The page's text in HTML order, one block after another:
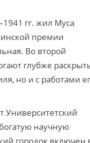
гг. жил Муса
премии
Во второй
глубже
но и с работами
Университетский
научную